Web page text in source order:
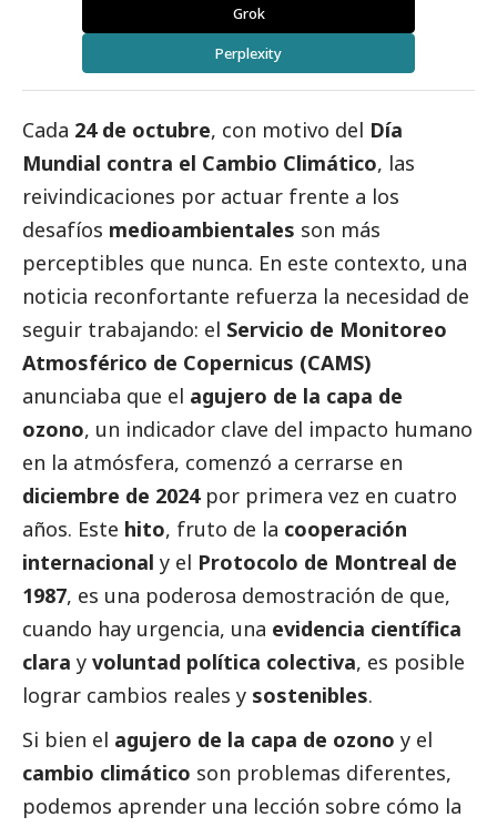
Grok
Perplexity
Cada 24 de octubre, con motivo del Día
Mundial contra el Cambio Climático, las
reivindicaciones por actuar frente a los
desafíos medioambientales son más
perceptibles que nunca. En este contexto, una
noticia reconfortante refuerza la necesidad de
seguir trabajando: el Servicio de Monitoreo
Atmosférico de Copernicus (CAMS)
anunciaba que el agujero de la capa de
ozono, un indicador clave del impacto humano
en la atmósfera, comenzó a cerrarse en
diciembre de 2024por primera vez en cuatro
años. Este hito, fruto de la cooperación
internacional y el Protocolo de Montreal de
1987, es una poderosa demostración de que,
cuando hay urgencia, una evidencia científica
clara y voluntad política colectiva, es posible
lograr cambios reales y sostenibles.
Si bien el agujero de la capa de ozono y el
cambio climático son problemas diferentes,
podemos aprender una lección sobre cómo la